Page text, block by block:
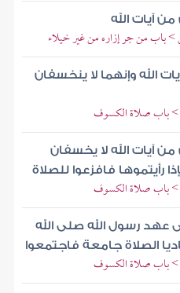
آيات الله
باب من جر إزاره من غير خيلاء
الله وإنهما لا ينخسفان
باب صلاة الكسوف
آيات الله لا يخسفان
رأيتموها فافزعوا للصلاة
باب صلاة الكسوف
رسول الله صلى الله
الصلاة جامعة فاجتمعوا
باب صلاة الكسوف